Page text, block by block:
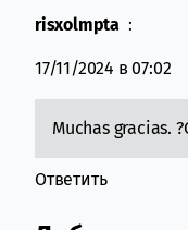
risxolmpta :
17/11/2024 в 07:02
Muchas gracias.
Ответить